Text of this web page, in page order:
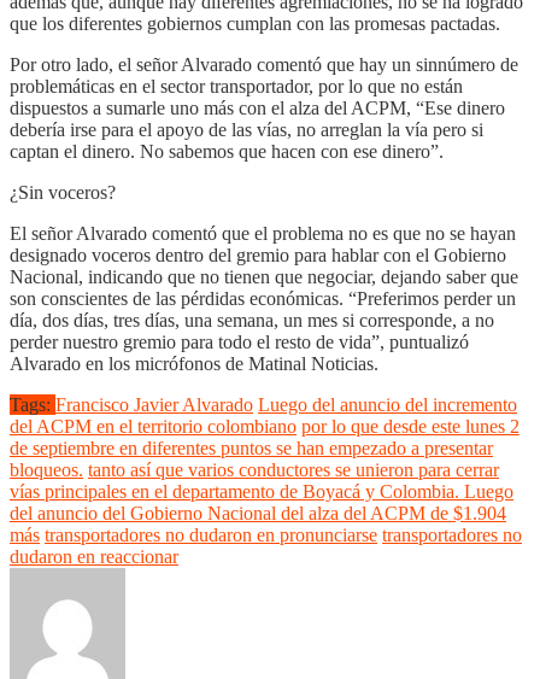
que los diferentes gobiernos cumplan con las promesas pactadas.
Por otro lado, el señor Alvarado comentó que hay un sinnúmero de
problemáticas en el sector transportador, por lo que no están
dispuestos a sumarle uno más con el alza del ACPM, “Ese dinero
debería irse para el apoyo de las vías, no arreglan la vía pero si
captan el dinero. No sabemos que hacen con ese dinero”.
¿Sin voceros?
El señor Alvarado comentó que el problema no es que no se hayan
designado voceros dentro del gremio para hablar con el Gobierno
Nacional, indicando que no tienen que negociar, dejando saber que
son conscientes de las pérdidas económicas. “Preferimos perder un
día, dos días, tres días, una semana, un mes si corresponde, a no
perder nuestro gremio para todo el resto de vida”, puntualizó
Alvarado en los micrófonos de Matinal Noticias.
Tags: Francisco Javier Alvarado Luego del anuncio del incremento
del ACPM en el territorio colombiano por lo que desde este lunes 2
de septiembre en diferentes puntos se han empezado a presentar
bloqueos. tanto así que varios conductores se unieron para cerrar
vías principales en el departamento de Boyacá y Colombia. Luego
del anuncio del Gobierno Nacional del alza del ACPM de $1.904
más transportadores no dudaron en pronunciarse transportadores no
dudaron en reaccionar